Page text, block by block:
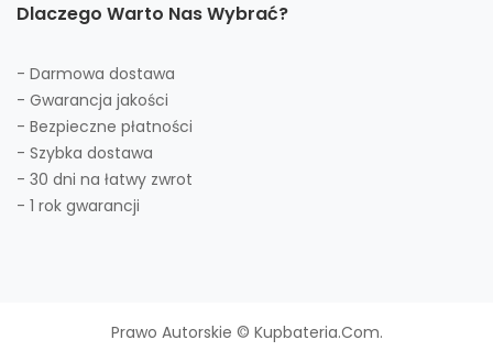
Dlaczego Warto Nas Wybrać?
- Darmowa dostawa
- Gwarancja jakości
- Bezpieczne płatności
- Szybka dostawa
- 30 dni na łatwy zwrot
- 1 rok gwarancji
Prawo Autorskie © Kupbateria.com.